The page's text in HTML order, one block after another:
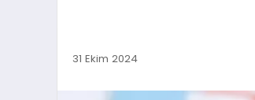
31 Ekim 2024